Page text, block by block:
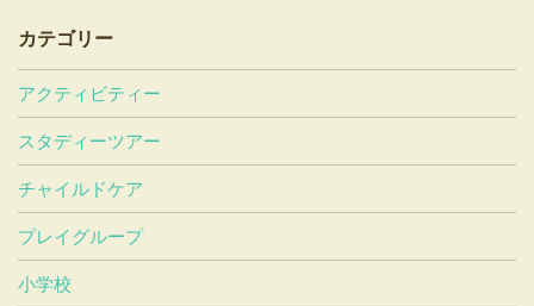
カテゴリー
アクティビティー
スタディーツアー
チャイルドケア
プレイグループ
小学校